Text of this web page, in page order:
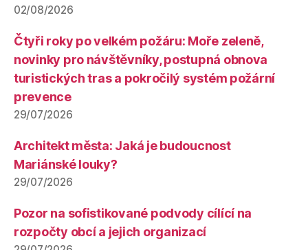
02/08/2026
Čtyři roky po velkém požáru: Moře zeleně,
novinky pro návštěvníky, postupná obnova
turistických tras a pokročilý systém požární
prevence
29/07/2026
Architekt města: Jaká je budoucnost
Mariánské louky?
29/07/2026
Pozor na sofistikované podvody cílící na
rozpočty obcí a jejich organizací